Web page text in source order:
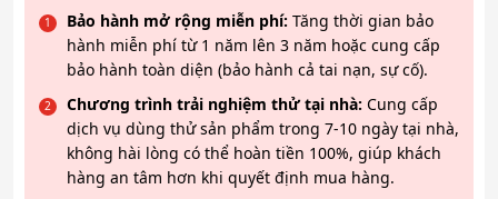
Bảo hành mở rộng miễn phí: Tăng thời gian bảo
hành miễn phí từ 1 năm lên 3 năm hoặc cung cấp
bảo hành toàn diện (bảo hành cả tai nạn, sự cố).
Chương trình trải nghiệm thử tại nhà: Cung cấp
dịch vụ dùng thử sản phẩm trong 7-10 ngày tại nhà,
không hài lòng có thể hoàn tiền 100%, giúp khách
hàng an tâm hơn khi quyết định mua hàng.